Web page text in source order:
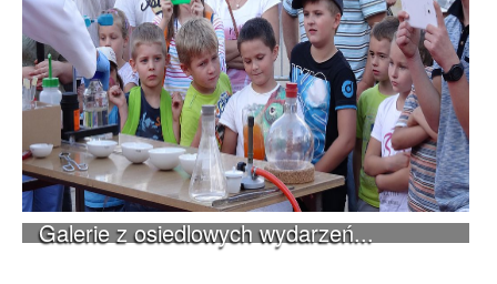
Galerie z osiedlowych wydarzeń...